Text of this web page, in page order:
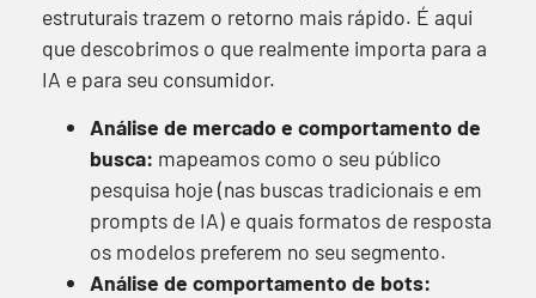
estruturais trazem o retorno mais rápido. É aqui
que descobrimos o que realmente importa para a
IA e para seu consumidor.
Análise de mercado e comportamento de
busca: mapeamos como o seu público
pesquisa hoje (nas buscas tradicionais e em
prompts de IA) e quais formatos de resposta
os modelos preferem no seu segmento.
Análise de comportamento de bots: